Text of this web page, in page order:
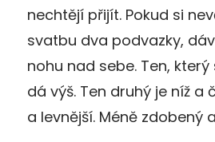
nechtějí přijít. Pokud si
svatbu dva podvazky,
nohu nad sebe. Ten,
dá výš. Ten druhý je níž a
a levnější. Méně zdobený